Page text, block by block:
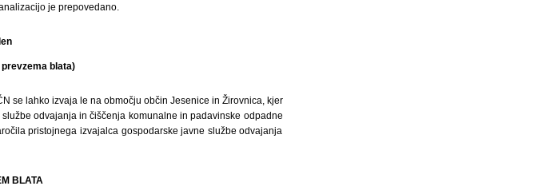
je prepovedano.
blata)
se lahko izvaja le na območju občin Jesenice in Žirovnica, kjer
odvajanja in čiščenja komunalne in padavinske odpadne
pristojnega izvajalca gospodarske javne službe odvajanja
BLATA